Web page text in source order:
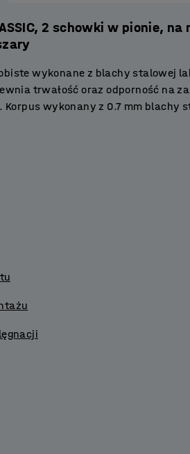
2 schowki w pionie, na
wykonane z blachy stalowej
trwałość oraz odporność na
wykonany z 0.7 mm blachy
rozwiązanie do szatni w
wyposażone w gumową
Drążki ubraniowe w
Nóżki wyposażono w regulowane
sprzątanie. Takie